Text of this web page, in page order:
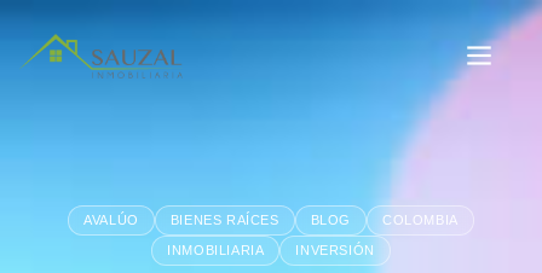
AVALÚO BIENES RAÍCES BLOG COLOMBIA
INMOBILIARIA INVERSIÓN